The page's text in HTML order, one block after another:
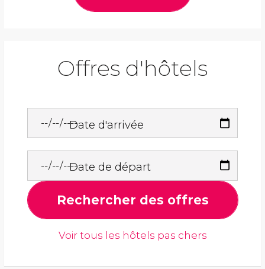
Offres d'hôtels
Date d'arrivée
Date de départ
Rechercher des offres
Voir tous les hôtels pas chers